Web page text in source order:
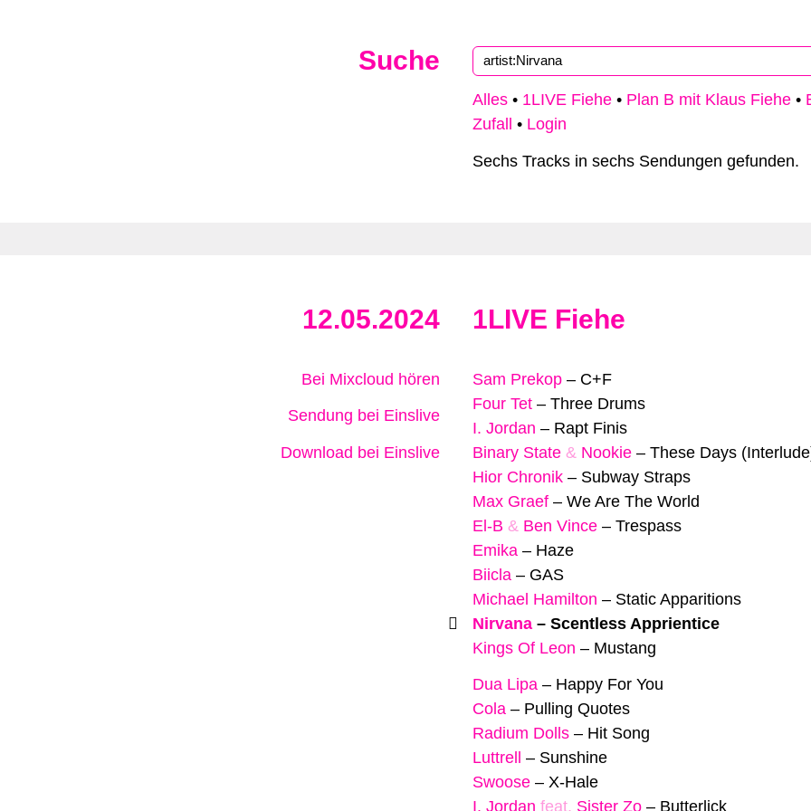
Suche
Alles • 1LIVE Fiehe • Plan B mit Klaus Fiehe •
Zufall
• Login
Sechs Tracks in sechs Sendungen gefunden.
12.05.2024 1LIVE Fiehe
Bei Mixcloud hören
Sendung bei Einslive
Download bei Einslive
Sam Prekop – C+F
Four Tet – Three Drums
I. Jordan – Rapt Finis
Binary State & Nookie – These Days
Hior Chronik – Subway Straps
Max Graef – We Are The World
El-B & Ben Vince – Trespass
Emika – Haze
Biicla – GAS
Michael Hamilton – Static Apparitions
Nirvana – Scentless Apprientice
Kings Of Leon – Mustang
Dua Lipa – Happy For You
Cola – Pulling Quotes
Radium Dolls – Hit Song
Luttrell
– Sunshine
Swoose – X-Hale
I. Jordan feat. Sister Zo – Butterlick